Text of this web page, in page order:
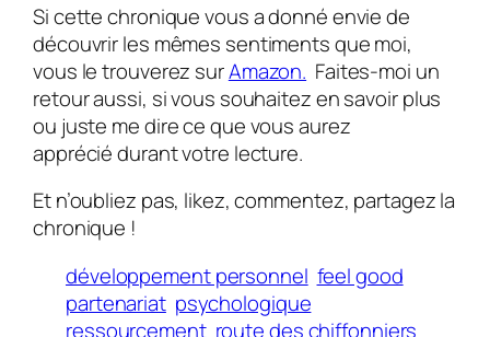
Si cette chronique vous a donné envie de
découvrir les mêmes sentiments que moi,
vous le trouverez surAmazon. Faites-moi un
retour aussi, si vous souhaitez en savoir plus
ou juste me dire ce que vous aurez
apprécié durant votre lecture.
Et n’oubliez pas, likez, commentez, partagez la
chronique !
développement personnel feel good
partenariat psychologique
ressourcement route des chiffonniers